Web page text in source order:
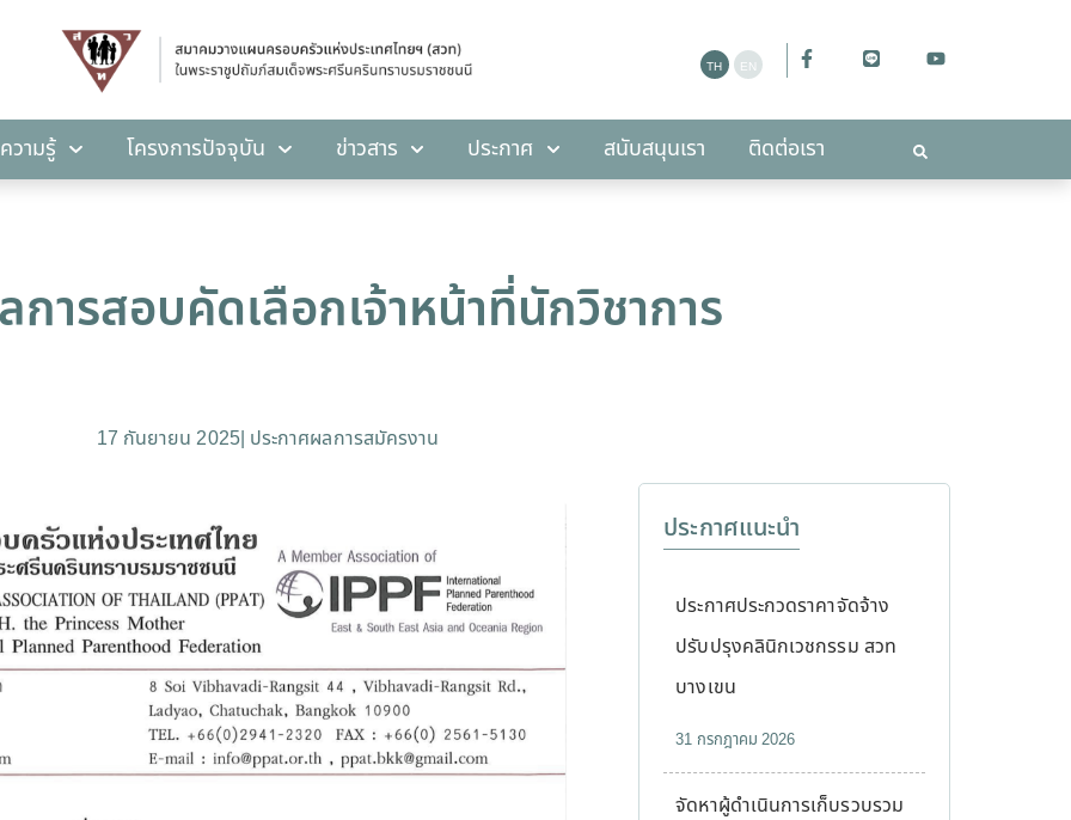
วามรู้ โครงการปัจจุบัน ข่าวสาร ประกาศ สนับสนุนเรา ติดต่อเรา
คลังความรู้ โครงการปัจจุบัน สนับสนุนเรา
การสอบคัดเลือกเจ้าหน้าที่นักวิชาการ
17 กันยายน 2025| ประกาศผลการสมัครงาน
ประกาศแนะนำ
ประกาศประกวดราคาจัดจ้าง
ปรับปรุงคลินิกเวชกรรม สวท
บางเขน
31 กรกฎาคม 2026
จัดหาผู้ดำเนินการเก็บรวบรวม